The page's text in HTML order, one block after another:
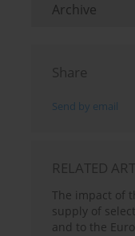
Archive
Share
Send by email
RELATED
The impact of
supply of
and to the